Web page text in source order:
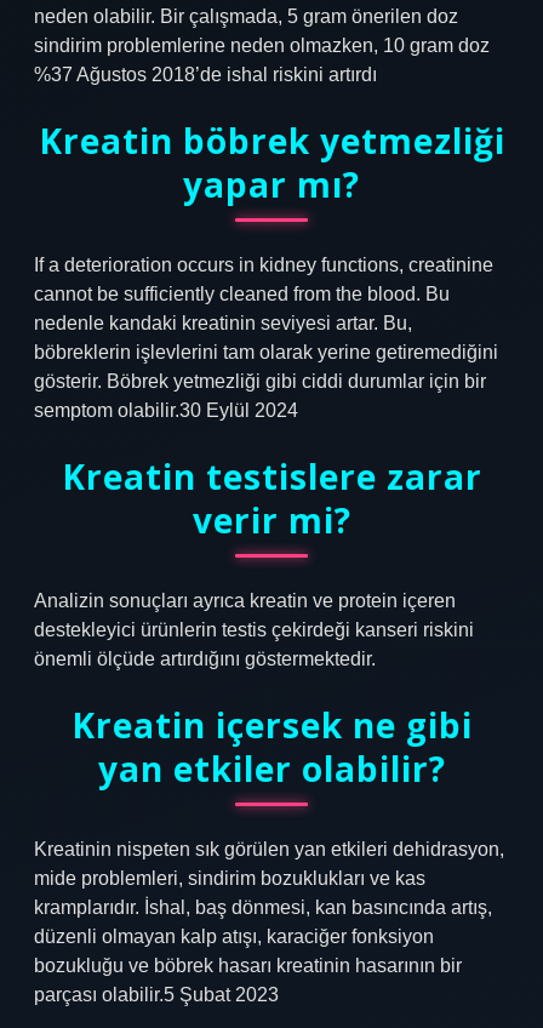
neden olabilir. Bir çalışmada, 5 gram önerilen doz
sindirim problemlerine neden olmazken, 10 gram doz
%37 Ağustos 2018’de ishal riskini artırdı
Kreatin böbrek yetmezliği
yapar mı?
If a deterioration occurs in kidney functions, creatinine
cannot be sufficiently cleaned from the blood. Bu
nedenle kandaki kreatinin seviyesi artar. Bu,
böbreklerin işlevlerini tam olarak yerine getiremediğini
gösterir. Böbrek yetmezliği gibi ciddi durumlar için bir
semptom olabilir.30 Eylül 2024
Kreatin testislere zarar
verir mi?
Analizin sonuçları ayrıca kreatin ve protein içeren
destekleyici ürünlerin testis çekirdeği kanseri riskini
önemli ölçüde artırdığını göstermektedir.
Kreatin içersek ne gibi
yan etkiler olabilir?
Kreatinin nispeten sık görülen yan etkileri dehidrasyon,
mide problemleri, sindirim bozuklukları ve kas
kramplarıdır. İshal, baş dönmesi, kan basıncında artış,
düzenli olmayan kalp atışı, karaciğer fonksiyon
bozukluğu ve böbrek hasarı kreatinin hasarının bir
parçası olabilir.5 Şubat 2023